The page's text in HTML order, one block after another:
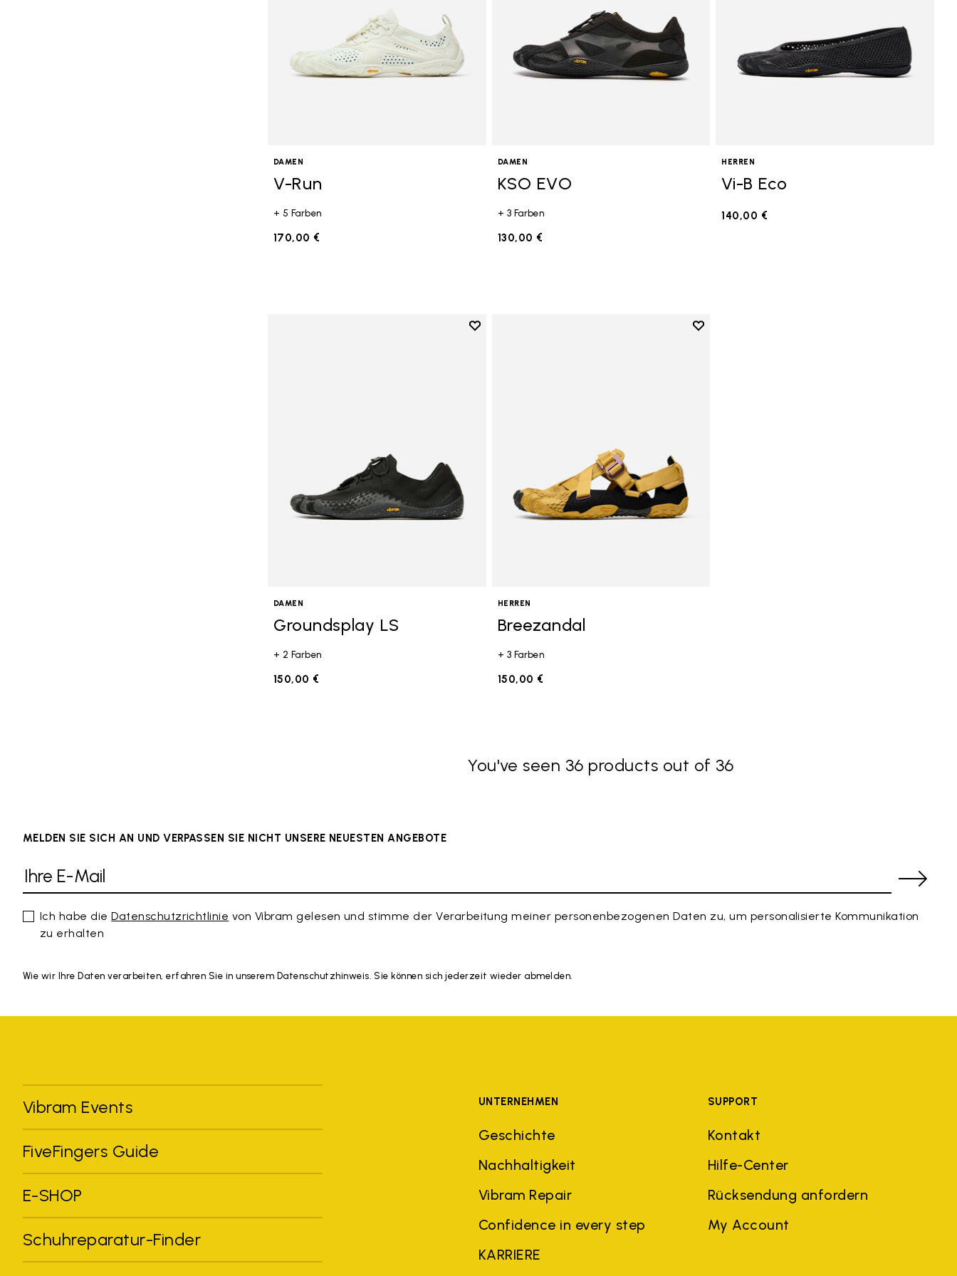
DAMEN
V-Run
+ 5 Farben
170,00 €
DAMEN
KSO EVO
+ 3 Farben
130,00 €
HERREN
Vi-B Eco
140,00 €
Add to wishlist
DAMEN
Groundsplay LS
+ 2 Farben
150,00 €
Add to wishlist
HERREN
Breezandal
+ 3 Farben
150,00 €
You've seen 36 products out of 36
MELDEN SIE SICH AN UND VERPASSEN SIE NICHT UNSERE NEUESTEN ANGEBOTE
Ich habe dieDatenschutzrichtlinie von Vibram gelesen und stimme der Verarbeitung meiner personenbezogenen Daten zu, um personalisierte Kommunikation
zu erhalten
Wie wir Ihre Daten verarbeiten, erfahren Sie in unserem Datenschutzhinweis. Sie können sich jederzeit wieder abmelden.
Vibram Events
FiveFingers Guide
E-SHOP
Schuhreparatur-Finder
UNTERNEHMEN
Geschichte
Nachhaltigkeit
Vibram Repair
Confidence in every step
KARRIERE
SUPPORT
Kontakt
Hilfe-Center
Rücksendung anfordern
My Account